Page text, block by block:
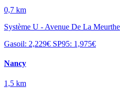
0,7 km
Système U - Avenue De La Meurthe
Gasoil: 2,229€ SP95: 1,975€
Nancy
1,5 km